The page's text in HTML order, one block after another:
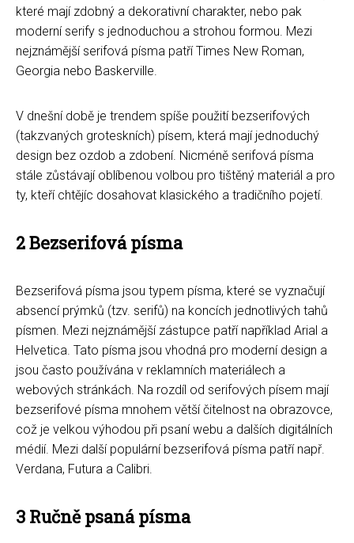
které mají zdobný a dekorativní charakter, nebo pak
moderní serify s jednoduchou a strohou formou. Mezi
nejznámější serifová písma patří Times New Roman,
Georgia nebo Baskerville.
V dnešní době je trendem spíše použití bezserifových
(takzvaných groteskních) písem, která mají jednoduchý
design bez ozdob a zdobení. Nicméně serifová písma
stále zůstávají oblíbenou volbou pro tištěný materiál a pro
ty, kteří chtějíc dosahovat klasického a tradičního pojetí.
2 Bezserifová písma
Bezserifová písma jsou typem písma, které se vyznačují
absencí prýmků (tzv. serifů) na koncích jednotlivých tahů
písmen. Mezi nejznámější zástupce patří například Arial a
Helvetica. Tato písma jsou vhodná pro moderní design a
jsou často používána v reklamních materiálech a
webových stránkách. Na rozdíl od serifových písem mají
bezserifové písma mnohem větší čitelnost na obrazovce,
což je velkou výhodou při psaní webu a dalších digitálních
médií. Mezi další populární bezserifová písma patří např.
Verdana, Futura a Calibri.
3 Ručně psaná písma